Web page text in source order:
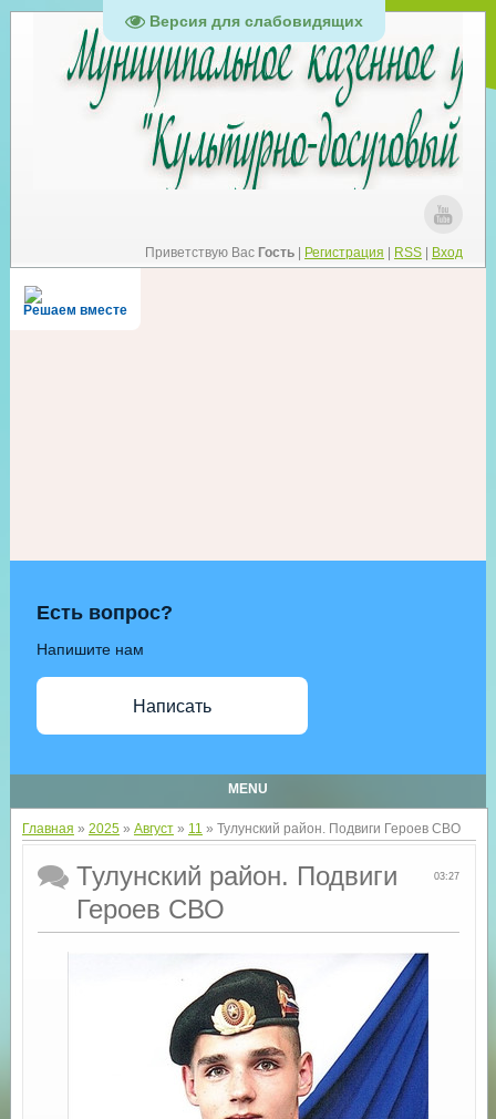
Версия для слабовидящих
Приветствую Вас Гость Регистрация RSS Вход
Решаем вместе
Есть вопрос?
Напишите нам
Написать
MENU
Главная » 2025 » Август » 11 » Тулунский район. Подвиги Героев СВО
03:27
Тулунский район. Подвиги
Героев СВО